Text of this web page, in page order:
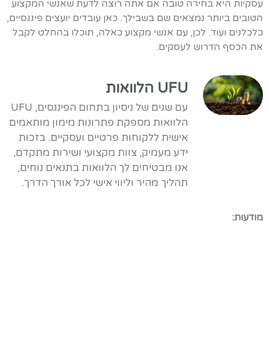
עסקיות היא בחירה טובה אם אתה רוצה לדעת שאנשי המקצוע
הטובים ביותר נמצאים שם בשבילך. כאן עובדים יועצים פיננסיים,
כלכלנים ועוד. לכן, עם אנשי מקצוע כאלה, תוכלו בהחלט לקבל
את הכסף הדרוש לעסקים.
UFU הלוואות
עם שנים של ניסיון בתחום הפיננסים, UFU
הלוואות מספקת פתרונות מימון מותאמים
אישית ללקוחות פרטיים ועסקיים. בזכות
ידע מעמיק, צוות מקצועי ושירות מתקדם,
אנו מבטיחים לך הלוואות בתנאים נוחים,
תהליך מהיר וליווי אישי לכל אורך הדרך.
מודעות: